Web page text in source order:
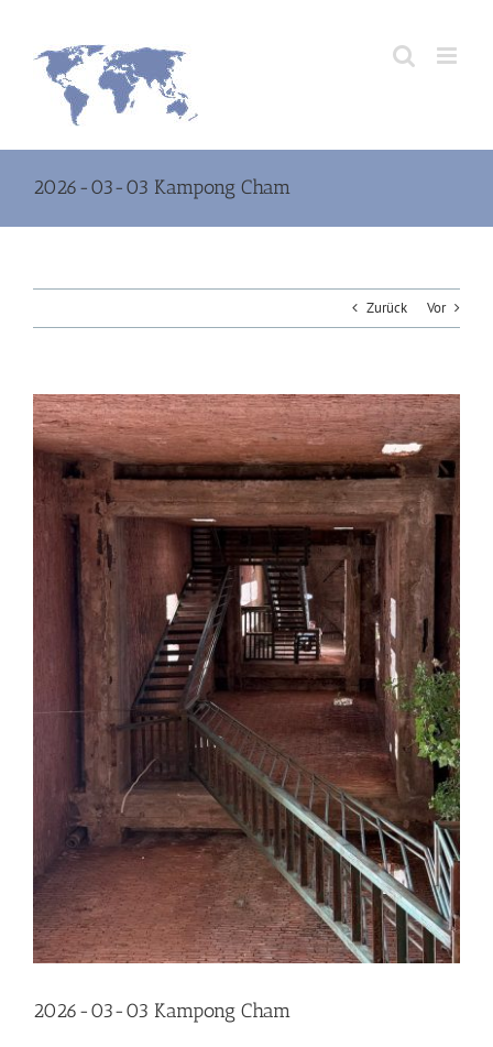
springen
2026-03-03 Kampong Cham
Zurück Vor
Zeige
grösseres
Bild
2026-03-03 Kampong Cham